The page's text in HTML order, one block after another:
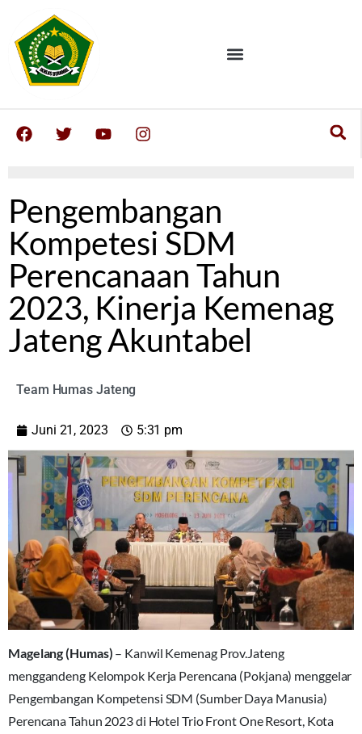
Pengembangan
Kompetesi SDM
Perencanaan Tahun
2023, Kinerja Kemenag
Jateng Akuntabel
Team Humas Jateng
Juni 21, 2023 5:31 pm
Magelang (Humas) – Kanwil Kemenag Prov.Jateng
menggandeng Kelompok Kerja Perencana (Pokjana) menggelar
Pengembangan Kompetensi SDM (Sumber Daya Manusia)
Perencana Tahun 2023 di Hotel Trio Front One Resort, Kota